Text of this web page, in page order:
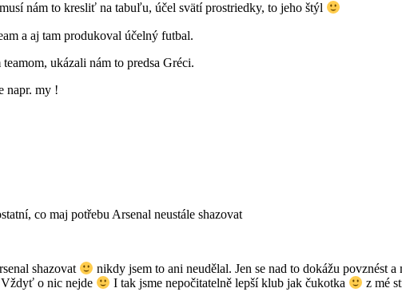
nám to kresliť na tabuľu, účel svätí prostriedky, to jeho štýl
a aj tam produkoval účelný futbal.
ukázali nám to predsa Gréci.
napr. my !
co maj potřebu Arsenal neustále shazovat
shazovat
nikdy jsem to ani neudělal. Jen se nad to dokážu povznést
Vždyť o nic nejde
I tak jsme nepočitatelně lepší klub jak čukotka
z mé